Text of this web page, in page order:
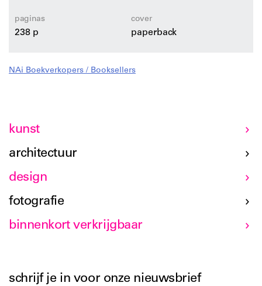
paginas
238 p
cover
paperback
NAi Boekverkopers / Booksellers
kunst
architectuur
design
fotografie
binnenkort verkrijgbaar
schrijf je in voor onze nieuwsbrief